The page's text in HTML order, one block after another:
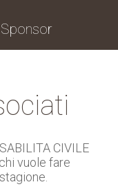
CIVILE
vuole fare
Sponsor